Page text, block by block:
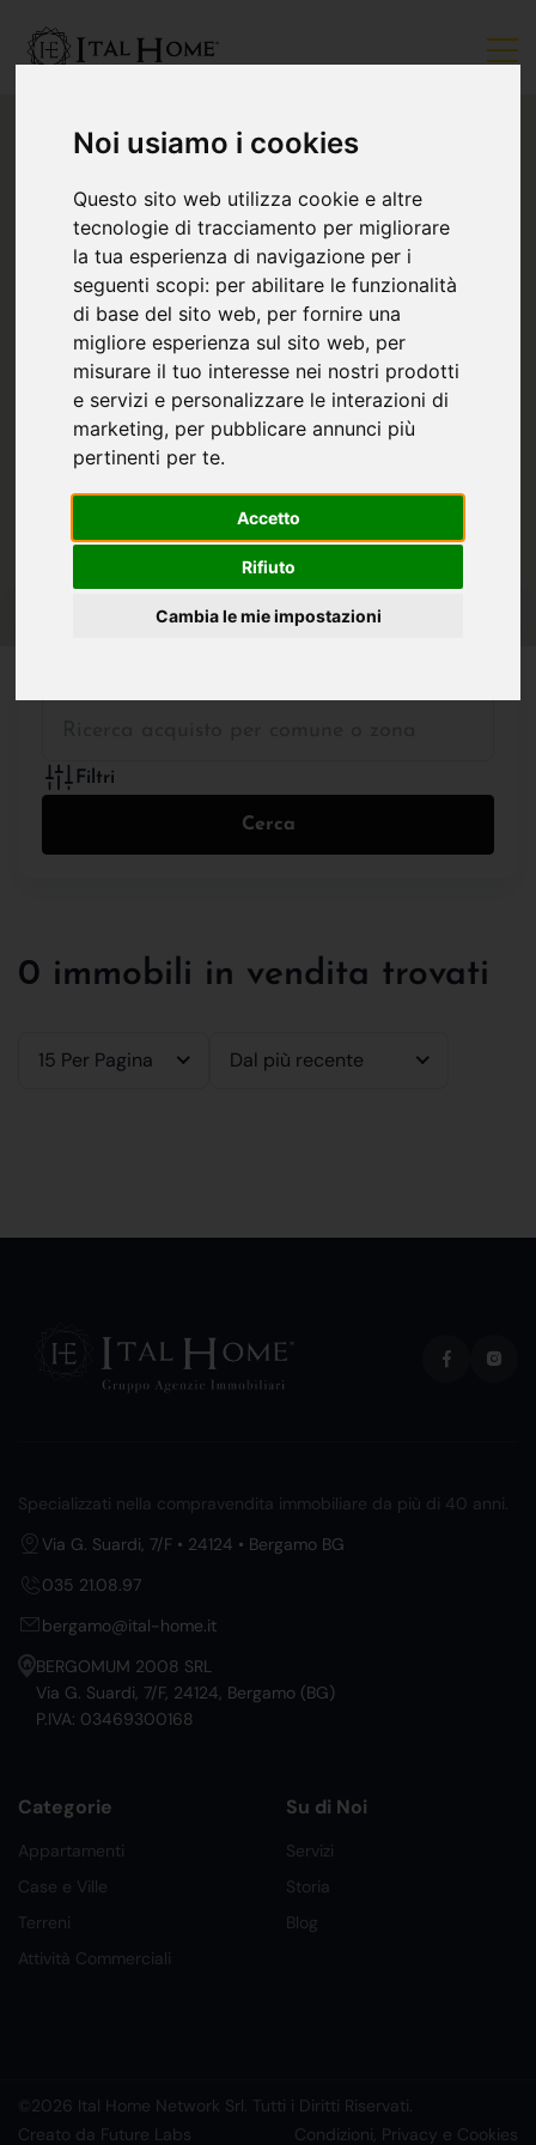
Noi usiamo i cookies
Questo sito web utilizza cookie e altre
tecnologie di tracciamento per migliorare
la tua esperienza di navigazione per i
seguenti scopi: per abilitare le funzionalità
di base del sito web, per fornire una
migliore esperienza sul sito web, per
misurare il tuo interesse nei nostri prodotti
e servizi e personalizzare le interazioni di
marketing, per pubblicare annunci più
pertinenti per te.
Accetto
Rifiuto
Cambia le mie impostazioni
Filtri
Cerca
0 immobili in vendita trovati
15 Per Pagina Dal più recente
Specializzati nella compravendita immobiliare da più di 40 anni.
Via G. Suardi, 7/F • 24124 • Bergamo BG
035 21.08.97
bergamo@ital-home.it
BERGOMUM 2008 SRL
Via G. Suardi, 7/F, 24124, Bergamo (BG)
P.IVA: 03469300168
Categorie
Appartamenti
Case e Ville
Terreni
Attività Commerciali
Su di Noi
Servizi
Storia
Blog
©2026 Ital Home Network Srl. Tutti i Diritti Riservati.
Creato da Future Labs
Condizioni, Privacy e Cookies